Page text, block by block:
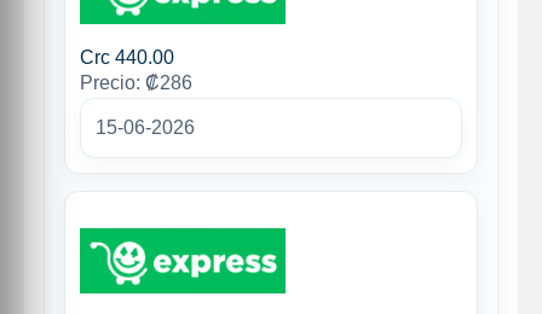
Crc 440.00
Precio: ₡286
15-06-2026